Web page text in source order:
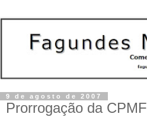
9 de agosto de 2007
Prorrogação da CPMF